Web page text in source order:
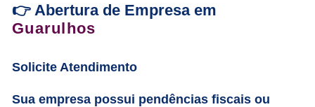
👉 Abertura de Empresa em
Guarulhos
Solicite Atendimento
Sua empresa possui pendências fiscais ou